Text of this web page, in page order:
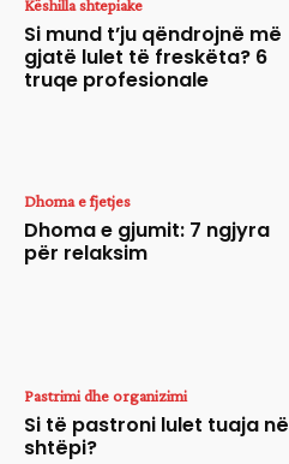
Këshilla shtepiake
Si mund t’ju qëndrojnë më
gjatë lulet të freskëta? 6
truqe profesionale
Dhoma e fjetjes
Dhoma e gjumit: 7 ngjyra
për relaksim
Pastrimi dhe organizimi
Si të pastroni lulet tuaja në
shtëpi?